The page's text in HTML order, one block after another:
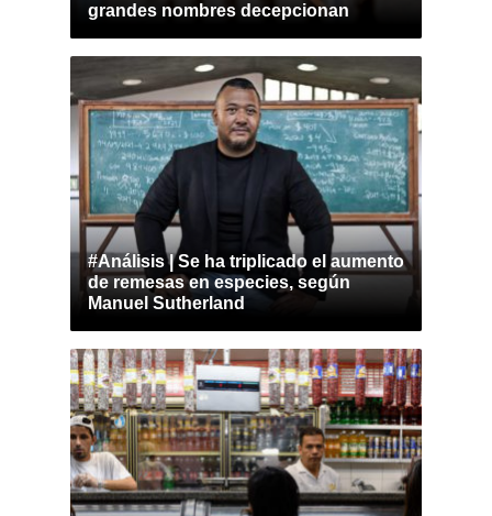
grandes nombres decepcionan
#Análisis | Se ha triplicado el aumento
de remesas en especies, según
Manuel Sutherland